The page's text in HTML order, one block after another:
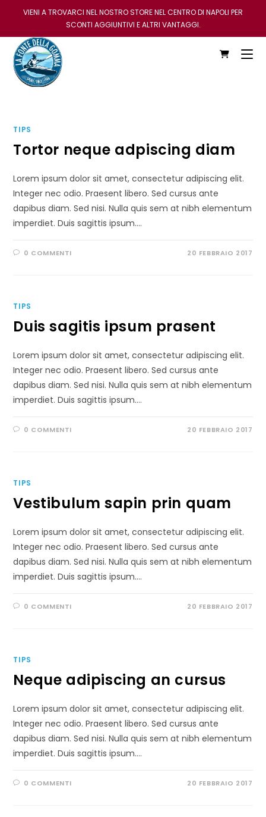
VIENI A TROVARCI NEL NOSTRO STORE NEL CENTRO DI NAPOLI PER
SCONTI AGGIUNTIVI E ALTRI VANTAGGI.
TIPS
Tortor neque adpiscing diam
Lorem ipsum dolor sit amet, consectetur adipiscing elit.
Integer nec odio. Praesent libero. Sed cursus ante
dapibus diam. Sed nisi. Nulla quis sem at nibh elementum
imperdiet. Duis sagittis ipsum.…
0 COMMENTI 20 FEBBRAIO 2017
TIPS
Duis sagitis ipsum prasent
Lorem ipsum dolor sit amet, consectetur adipiscing elit.
Integer nec odio. Praesent libero. Sed cursus ante
dapibus diam. Sed nisi. Nulla quis sem at nibh elementum
imperdiet. Duis sagittis ipsum.…
0 COMMENTI 20 FEBBRAIO 2017
TIPS
Vestibulum sapin prin quam
Lorem ipsum dolor sit amet, consectetur adipiscing elit.
Integer nec odio. Praesent libero. Sed cursus ante
dapibus diam. Sed nisi. Nulla quis sem at nibh elementum
imperdiet. Duis sagittis ipsum.…
0 COMMENTI 20 FEBBRAIO 2017
TIPS
Neque adipiscing an cursus
Lorem ipsum dolor sit amet, consectetur adipiscing elit.
Integer nec odio. Praesent libero. Sed cursus ante
dapibus diam. Sed nisi. Nulla quis sem at nibh elementum
imperdiet. Duis sagittis ipsum.…
0 COMMENTI 20 FEBBRAIO 2017